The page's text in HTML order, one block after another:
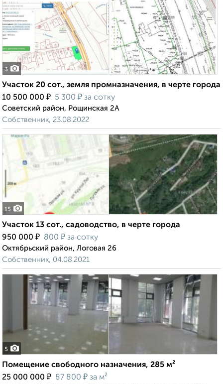
3
Участок 20 сот., земля промназначения, в черте города
10 500 000 ₽ 5 300 ₽ за сотку
Советский район, Рощинская 2А
Собственник, 23.08.2022
15
Участок 13 сот., садоводство, в черте города
950 000 ₽ 800 ₽ за сотку
Октябрьский район, Логовая 26
Собственник, 04.08.2021
5
Помещение свободного назначения, 285 м²
25 000 000 ₽ 87 800 ₽ за м²